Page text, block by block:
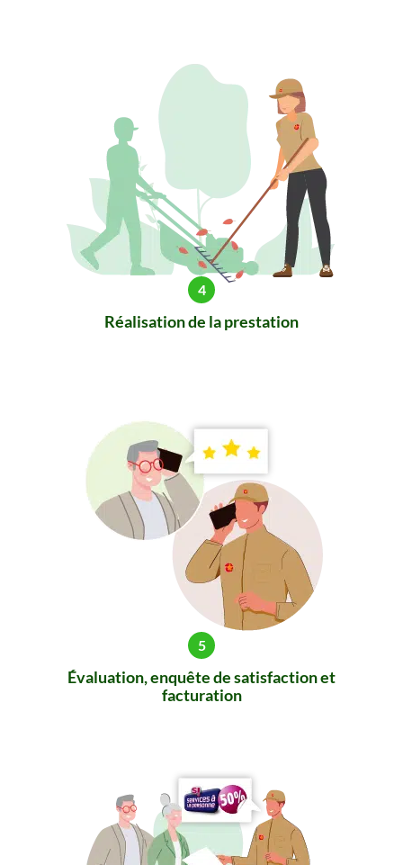
Réalisation de la prestation
Évaluation, enquête de satisfaction et
facturation